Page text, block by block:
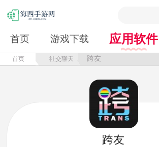
首页 游戏下载 应用软件
首页 社交聊天 跨友
跨友